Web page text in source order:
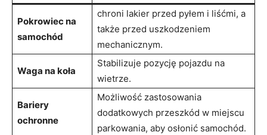
Pokrowiec na
samochód
chroni lakier przed pyłem​ i liśćmi, a
także przed uszkodzeniem
mechanicznym.
Waga na koła
Stabilizuje pozycję ​pojazdu na
wietrze.
Bariery
ochronne
Możliwość zastosowania
dodatkowych przeszkód w miejscu
parkowania, aby⁤ osłonić samochód.